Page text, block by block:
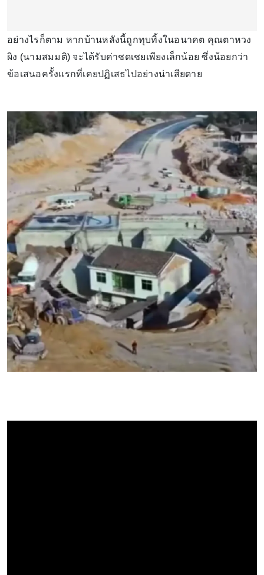
อย่างไรก็ตาม หากบ้านหลังนี้ถูกทุบทิ้งในอนาคต คุณตาหวง
ผิง (นามสมมติ) จะได้รับค่าชดเชยเพียงเล็กน้อย ซึ่งน้อยกว่า
ข้อเสนอครั้งแรกที่เคยปฏิเสธไปอย่างน่าเสียดาย